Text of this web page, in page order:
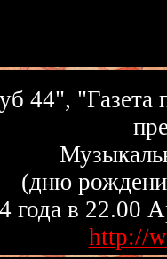
44",
(дню
года в 22.00
http://